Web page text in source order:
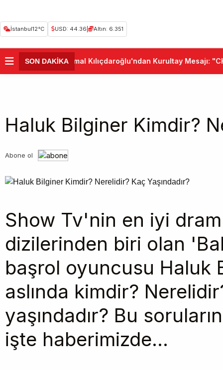
İstanbul12°C USD: 44.36 Altın: 6.351
SON DAKİKA
•Kemal Kılıçdaroğlu'ndan Kurultay Mesajı:
Haluk Bilginer Kimdir?
Abone ol
Show Tv'nin en iyi dram
dizilerinden biri olan
başrol oyuncusu Haluk
aslında kimdir?
yaşındadır? Bu
işte haberimizde...